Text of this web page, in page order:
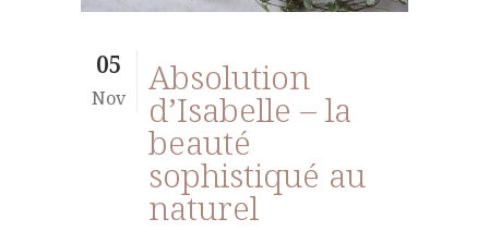
05
Nov Absolution
d’Isabelle – la
beauté
sophistiqué au
naturel